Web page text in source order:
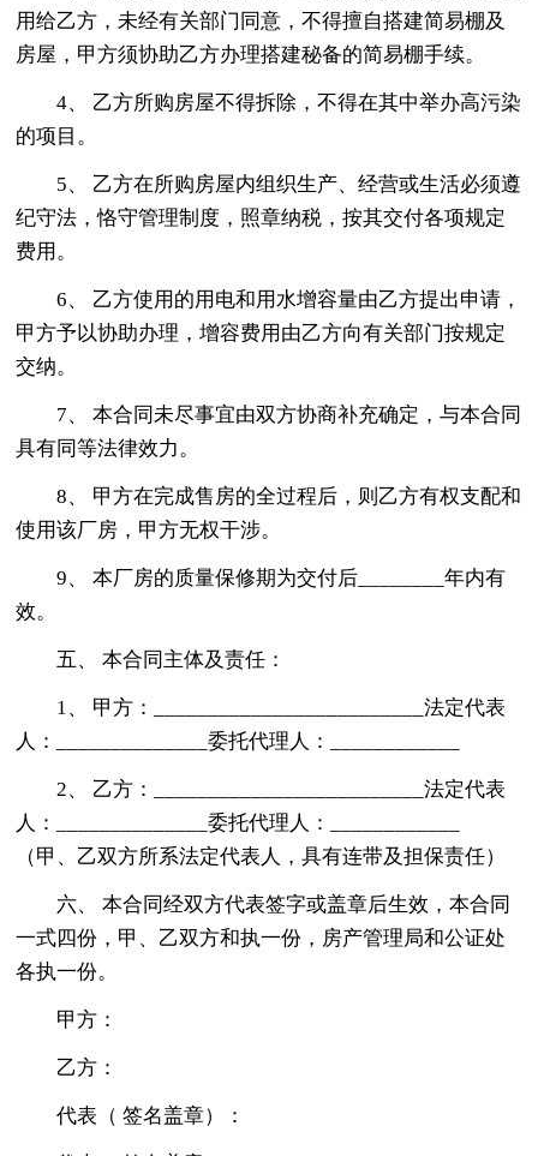
用给乙方，未经有关部门同意，不得擅自搭建简易棚及
房屋，甲方须协助乙方办理搭建秘备的简易棚手续。
4、 乙方所购房屋不得拆除，不得在其中举办高污染
的项目。
5、 乙方在所购房屋内组织生产、经营或生活必须遵
纪守法，恪守管理制度，照章纳税，按其交付各项规定
费用。
6、 乙方使用的用电和用水增容量由乙方提出申请，
甲方予以协助办理，增容费用由乙方向有关部门按规定
交纳。
7、 本合同未尽事宜由双方协商补充确定，与本合同
具有同等法律效力。
8、 甲方在完成售房的全过程后，则乙方有权支配和
使用该厂房，甲方无权干涉。
9、 本厂房的质量保修期为交付后________年内有
效。
五、 本合同主体及责任：
1、 甲方：_________________________法定代表
人：______________委托代理人：____________
2、 乙方：_________________________法定代表
人：______________委托代理人：____________
（甲、乙双方所系法定代表人，具有连带及担保责任）
六、 本合同经双方代表签字或盖章后生效，本合同
一式四份，甲、乙双方和执一份，房产管理局和公证处
各执一份。
甲方：
乙方：
代表（ 签名盖章）：